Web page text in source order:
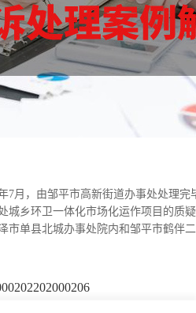
7月，由邹平市高新街道办事处处理
城乡环卫一体化市场化运作项目的质
市单县北城办事处院内和邹平市鹤伴